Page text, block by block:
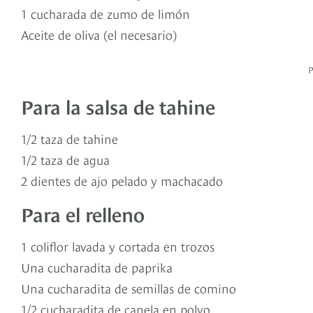
1 cucharada de zumo de limón
Aceite de oliva (el necesario)
Para la salsa de tahine
1/2 taza de tahine
1/2 taza de agua
2 dientes de ajo pelado y machacado
Para el relleno
1 coliflor lavada y cortada en trozos
Una cucharadita de paprika
Una cucharadita de semillas de comino
1/2 cucharadita de canela en polvo